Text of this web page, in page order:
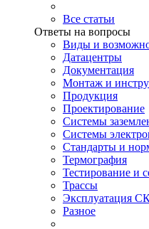
Все статьи
Ответы на вопросы
Виды и
Датацентры
Документация
Монтаж и
Продукция
Проектирование
Системы
Системы
Стандарты и
Термография
Тестирование и
Трассы
Эксплуатация
Разное